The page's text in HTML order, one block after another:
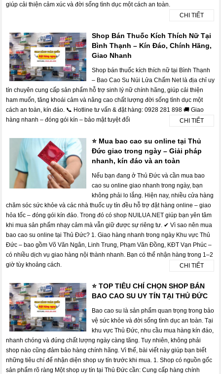
giúp cải thiện cảm xúc và đời sống tình dục một cách an toàn.
CHI TIẾT
Shop Bán Thuốc Kích Thích Nữ Tại
Bình Thạnh – Kín Đáo, Chính Hãng,
Giao Nhanh
Shop bán thuốc kích thích nữ tại Bình Thạnh
– Bao Cao Su Núi Lửa Chấm Net là địa chỉ uy
tín chuyên cung cấp sản phẩm hỗ trợ sinh lý nữ chính hãng, giúp cải thiện
ham muốn, tăng khoái cảm và nâng cao chất lượng đời sống tình dục một
cách an toàn, kín đáo. 📞 Hotline tư vấn & đặt hàng: 0928 281 898 🚚 Giao
hàng nhanh – đóng gói kín – bảo mật tuyệt đối
CHI TIẾT
⭐ Mua bao cao su online tại Thủ
Đức giao trong ngày – Giải pháp
nhanh, kín đáo và an toàn
Nếu bạn đang ở Thủ Đức và cần mua bao
cao su online giao nhanh trong ngày, bạn
không phải lo lắng. Hiện nay, nhiều cửa hàng
chăm sóc sức khỏe và các nhà thuốc uy tín đều hỗ trợ đặt hàng online – giao
hỏa tốc – đóng gói kín đáo. Trong đó có shop NUILUA.NET giúp bạn yên tâm
khi mua sản phẩm nhạy cảm mà vẫn giữ được sự riêng tư. ✔ Vì sao nên mua
bao cao su online tại Thủ Đức? 1. Giao hàng nhanh trong ngày Khu vực Thủ
Đức – bao gồm Võ Văn Ngân, Linh Trung, Phạm Văn Đồng, KĐT Vạn Phúc –
có nhiều dịch vụ giao hàng nội thành nhanh. Bạn có thể nhận hàng trong 1–2
giờ tùy khoảng cách.
CHI TIẾT
⭐ TOP TIÊU CHÍ CHỌN SHOP BÁN
BAO CAO SU UY TÍN TẠI THỦ ĐỨC
Bao cao su là sản phẩm quan trọng trong bảo
vệ sức khỏe và đời sống tình dục an toàn. Tại
khu vực Thủ Đức, nhu cầu mua hàng kín đáo,
nhanh chóng và đúng chất lượng ngày càng tăng. Tuy nhiên, không phải
shop nào cũng đảm bảo hàng chính hãng. Vì thế, bài viết này giúp bạn biết
những tiêu chí để nhận diện shop uy tín trước khi mua. 1. Shop có nguồn gốc
sản phẩm rõ ràng Một shop uy tín tại Thủ Đức cần: Cung cấp hàng chính